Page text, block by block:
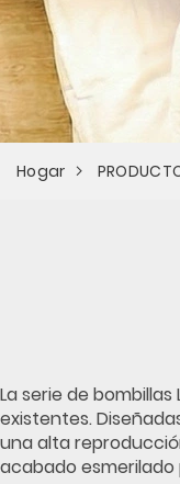
Hogar
La serie de
existentes.
una alta
acabado esmerilado